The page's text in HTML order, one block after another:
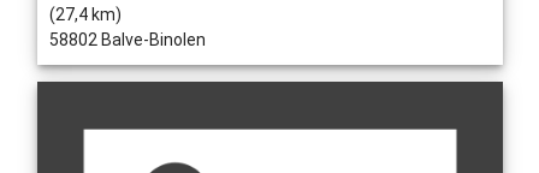
(27,4 km)
58802 Balve-Binolen